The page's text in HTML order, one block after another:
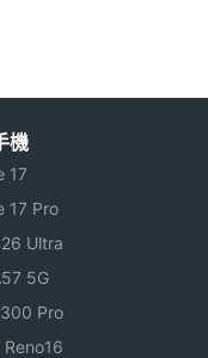
機
17
17 Pro
Ultra
5G
Pro
Reno16